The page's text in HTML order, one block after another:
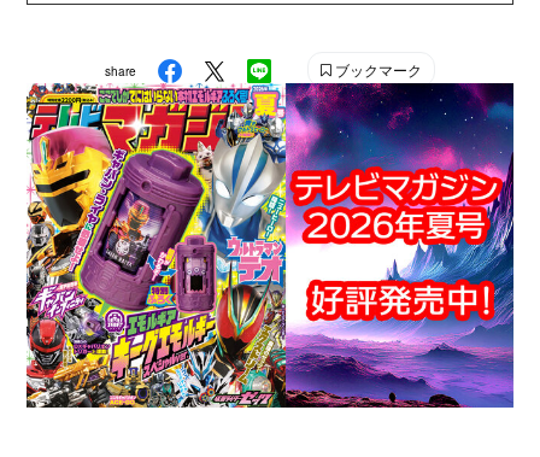
Instagram：＠tele_maga
share ブックマーク